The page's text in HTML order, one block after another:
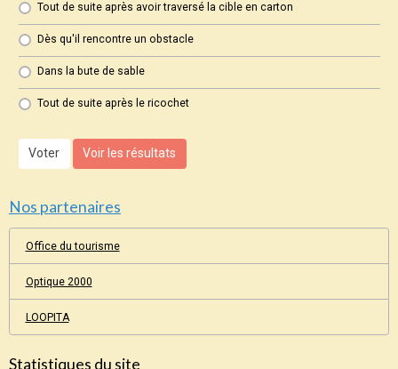
Tout de suite après avoir traversé la cible en carton
Dès qu'il rencontre un obstacle
Dans la bute de sable
Tout de suite après le ricochet
Voter Voir les résultats
Nos partenaires
Office du tourisme
Optique 2000
LOOPITA
Statistiques du site